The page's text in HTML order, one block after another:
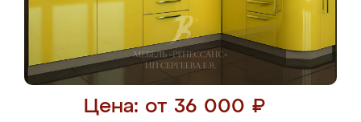
Цена: от 36 000 ₽